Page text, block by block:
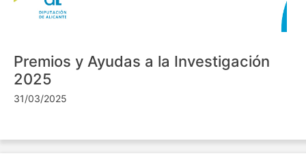
Premios y Ayudas a la Investigación
2025
31/03/2025